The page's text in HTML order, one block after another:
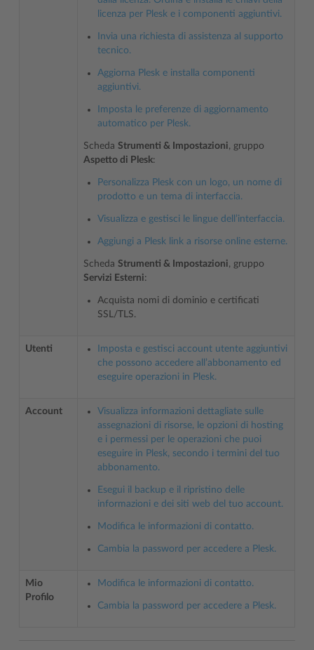
licenza per Plesk e i componenti aggiuntivi.
Invia una richiesta di assistenza al supporto
tecnico.
Aggiorna Plesk e installa componenti
aggiuntivi.
Imposta le preferenze di aggiornamento
automatico per Plesk.
Scheda Strumenti & Impostazioni, gruppo
Aspetto di Plesk:
Personalizza Plesk con un logo, un nome di
prodotto e un tema di interfaccia.
Visualizza e gestisci le lingue dell’interfaccia.
Aggiungi a Plesk link a risorse online esterne.
Scheda Strumenti & Impostazioni, gruppo
Servizi Esterni:
Acquista nomi di dominio e certificati
SSL/TLS.
Utenti
Imposta e gestisci account utente aggiuntivi
che possono accedere all’abbonamento ed
eseguire operazioni in Plesk.
Account
Visualizza informazioni dettagliate sulle
assegnazioni di risorse, le opzioni di hosting
e i permessi per le operazioni che puoi
eseguire in Plesk, secondo i termini del tuo
abbonamento.
Esegui il backup e il ripristino delle
informazioni e dei siti web del tuo account.
Modifica le informazioni di contatto.
Cambia la password per accedere a Plesk.
Mio
Profilo
Modifica le informazioni di contatto.
Cambia la password per accedere a Plesk.